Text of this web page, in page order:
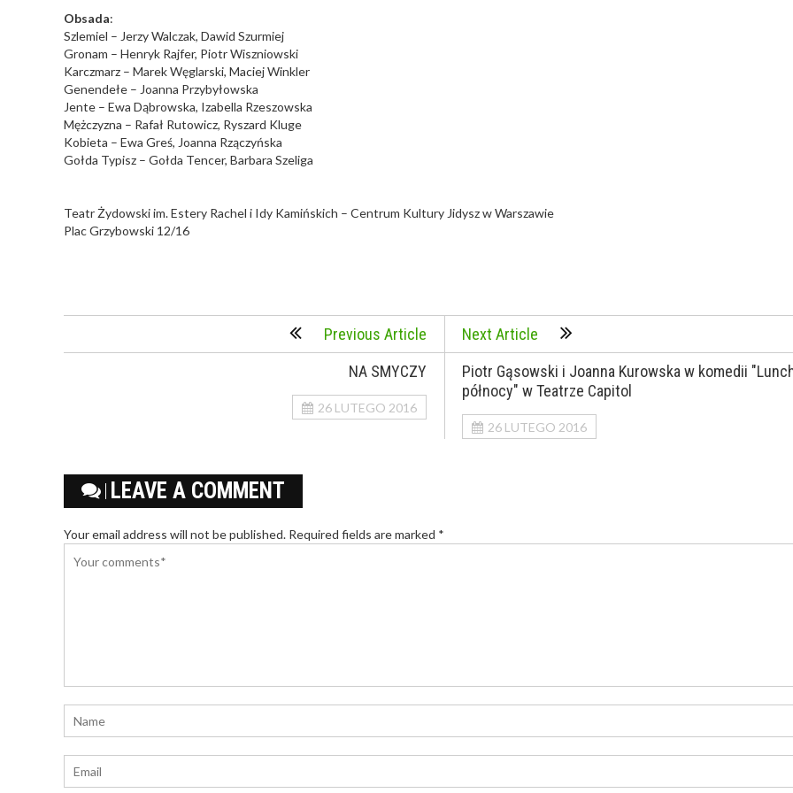
Obsada:
Szlemiel – Jerzy Walczak, Dawid Szurmiej
Gronam – Henryk Rajfer, Piotr Wiszniowski
Karczmarz – Marek Węglarski, Maciej Winkler
Genendełe – Joanna Przybyłowska
Jente – Ewa Dąbrowska, Izabella Rzeszowska
Mężczyzna – Rafał Rutowicz, Ryszard Kluge
Kobieta – Ewa Greś, Joanna Rzączyńska
Gołda Typisz – Gołda Tencer, Barbara Szeliga
Teatr Żydowski im. Estery Rachel i Idy Kamińskich – Centrum Kultury Jidysz w Warszawie
Plac Grzybowski 12/16
Previous Article
NA SMYCZY
26 LUTEGO 2016
Next Article
Piotr Gąsowski i Joanna Kurowska w komedii
północy" w Teatrze Capitol
26 LUTEGO 2016
LEAVE A COMMENT
Your email address will not be published. Required fields are marked *